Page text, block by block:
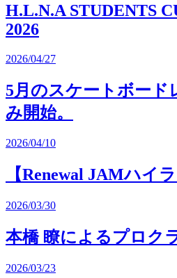
H.L.N.A STUDENTS
2026
2026/04/27
5月のスケートボード
み開始。
2026/04/10
【Renewal JAMハイ
2026/03/30
本橋 瞭によるプロク
2026/03/23